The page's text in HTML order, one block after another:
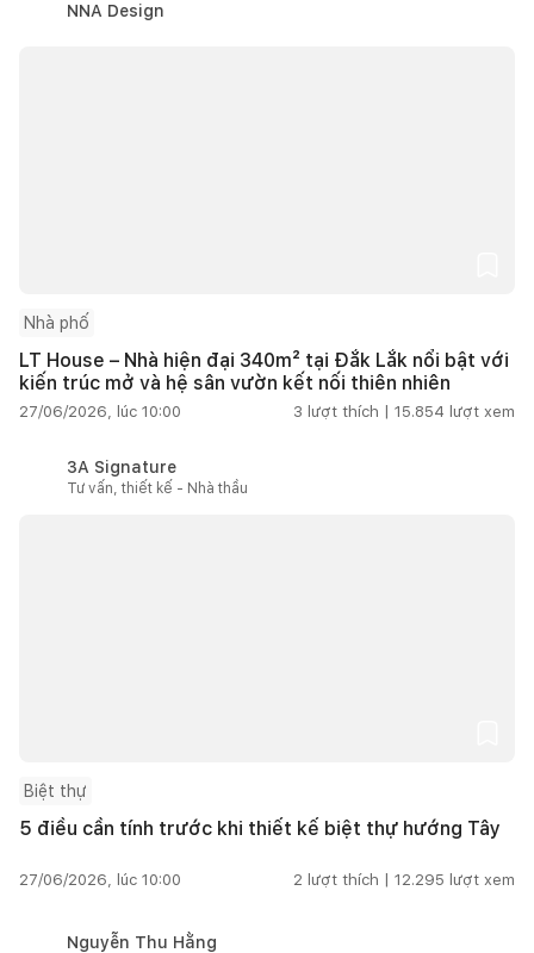
NNA Design
Nhà phố
LT House – Nhà hiện đại 340m² tại Đắk Lắk nổi bật với
kiến trúc mở và hệ sân vườn kết nối thiên nhiên
27/06/2026, lúc 10:00 3 lượt thích | 15.854 lượt xem
3A Signature
Tư vấn, thiết kế - Nhà thầu
Biệt thự
5 điều cần tính trước khi thiết kế biệt thự hướng Tây
27/06/2026, lúc 10:00 2 lượt thích | 12.295 lượt xem
Nguyễn Thu Hằng